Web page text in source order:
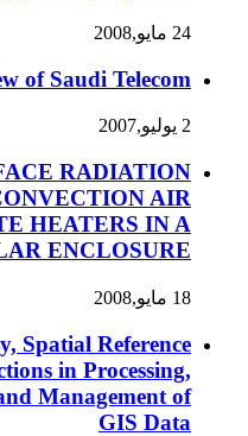
24 مايو,2008
of Saudi Telecom
2 يوليو,2007
RADIATION
AIR
HEATERS IN A
ENCLOSURE
18 مايو,2008
Spatial Reference
in Processing,
Management of
GIS Data